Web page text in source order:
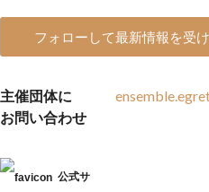
フォローして最新情報を受
主催団体に
お問い合わせ
公式サ